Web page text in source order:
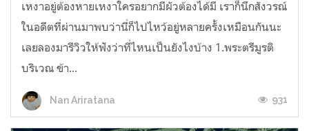
เหงาอยู่ต้องหายเหงาใครอยากมีผัวต้องได้มี เราก็นึกสังวรณ์
ในอดีตที่ผ่านมาพบว่านี่ก็ไปไหว้อยู่หลายครั้งเหมือนกันนะ
เลยลองมารีวิวให้ฟังว่าที่ไหนเป็นยังไงบ้าง 1.พระตรีมูรติ
บริเวณ ข้า...
Nan Ariratana 931